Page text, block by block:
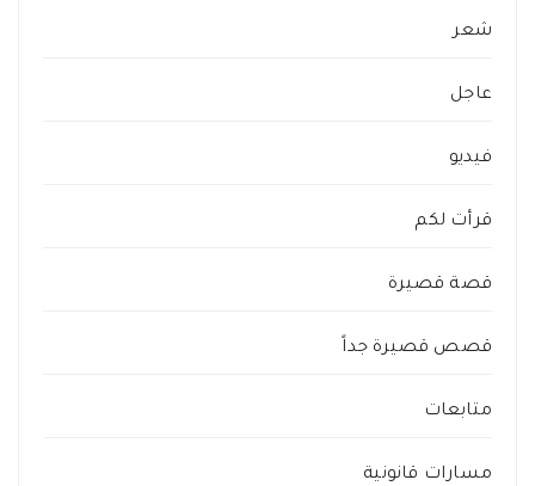
شعر
عاجل
فيديو
قرأت لكم
قصة قصيرة
قصص قصيرة جداً
متابعات
مسارات قانونية